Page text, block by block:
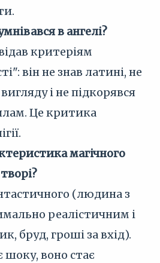
в ангелі?
критеріям
він не знав латині, не
і не підкорявся
Це критика
магічного
(людина з
реалістичним і
бруд, гроші за вхід).
воно стає